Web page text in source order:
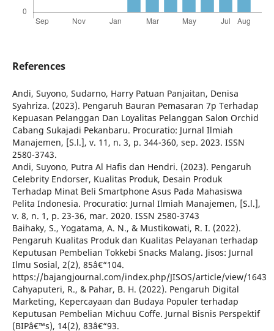
References
Andi, Suyono, Sudarno, Harry Patuan Panjaitan, Denisa
Syahriza. (2023). Pengaruh Bauran Pemasaran 7p Terhadap
Kepuasan Pelanggan Dan Loyalitas Pelanggan Salon Orchid
Cabang Sukajadi Pekanbaru. Procuratio: Jurnal Ilmiah
Manajemen, [S.l.], v. 11, n. 3, p. 344-360, sep. 2023. ISSN
2580-3743.
Andi, Suyono, Putra Al Hafis dan Hendri. (2023). Pengaruh
Celebrity Endorser, Kualitas Produk, Desain Produk
Terhadap Minat Beli Smartphone Asus Pada Mahasiswa
Pelita Indonesia. Procuratio: Jurnal Ilmiah Manajemen, [S.l.],
v. 8, n. 1, p. 23-36, mar. 2020. ISSN 2580-3743
Baihaky, S., Yogatama, A. N., & Mustikowati, R. I. (2022).
Pengaruh Kualitas Produk dan Kualitas Pelayanan terhadap
Keputusan Pembelian Tokkebi Snacks Malang. Jisos: Jurnal
Ilmu Sosial, 2(2), 85â€“104.
https://bajangjournal.com/index.php/JISOS/article/view/1643
Cahyaputeri, R., & Pahar, B. H. (2022). Pengaruh Digital
Marketing, Kepercayaan dan Budaya Populer terhadap
Keputusan Pembelian Michuu Coffe. Jurnal Bisnis Perspektif
(BIPâ€™s), 14(2), 83â€“93.